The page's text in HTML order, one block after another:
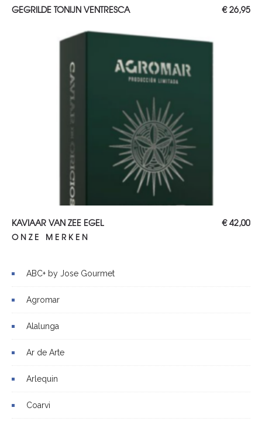
TOEVOEGEN AAN WINKELWAGEN
GEGRILDE TONIJN VENTRESCA €26,95
TOEVOEGEN AAN WINKELWAGEN
KAVIAAR VAN ZEE EGEL €42,00
ONZE MERKEN
ABC+ by Jose Gourmet
Agromar
Alalunga
Ar de Arte
Arlequin
Coarvi